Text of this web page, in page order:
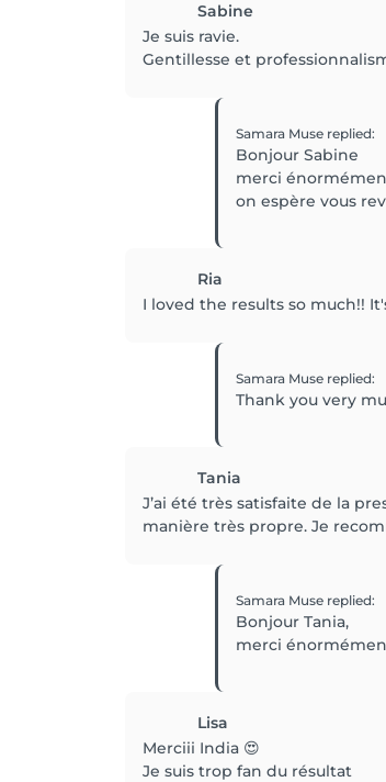
Sabine
Je suis ravie.
Gentillesse et
Samara Muse replied:
Bonjour Sabine
merci
on espère vous
Ria
I loved the results so much!!
Samara Muse replied:
Thank you very
Tania
J’ai été très satisfaite de la
manière très propre. Je
Samara Muse replied:
Bonjour Tania,
merci
Lisa
Merciii India 😍
Je suis trop fan du résultat